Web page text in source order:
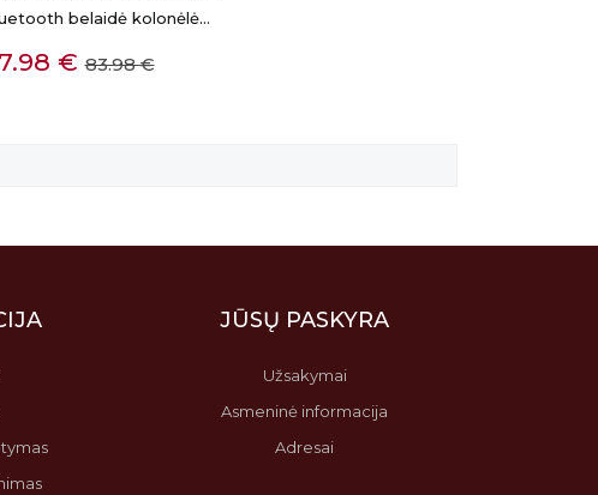
belaidė kolonėlė...
€ Bazinė
83.98 €
JŪSŲ PASKYRA
Užsakymai
Asmeninė informacija
Adresai